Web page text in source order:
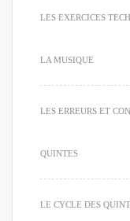
LES EXERCICES
LA MUSIQUE
LES ERREURS ET
QUINTES
LE CYCLE DES